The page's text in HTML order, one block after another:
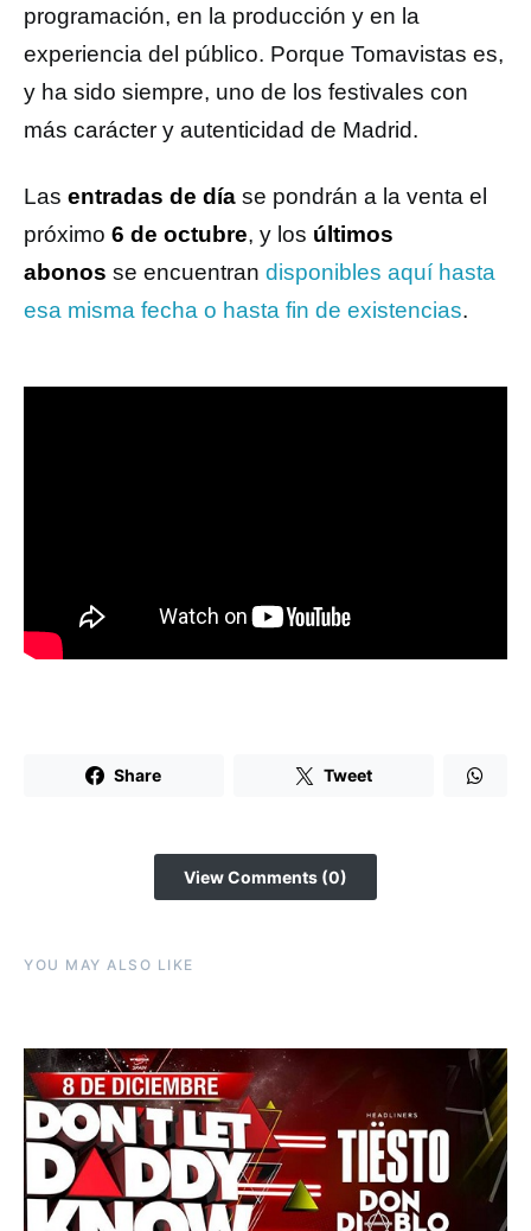
programación, en la producción y en la
experiencia del público. Porque Tomavistas es,
y ha sido siempre, uno de los festivales con
más carácter y autenticidad de Madrid.
Las entradas de día se pondrán a la venta el
próximo 6 de octubre, y los últimos
abonos se encuentran disponibles aquí hasta
esa misma fecha o hasta fin de existencias.
Share Tweet
View Comments (0)
YOU MAY ALSO LIKE